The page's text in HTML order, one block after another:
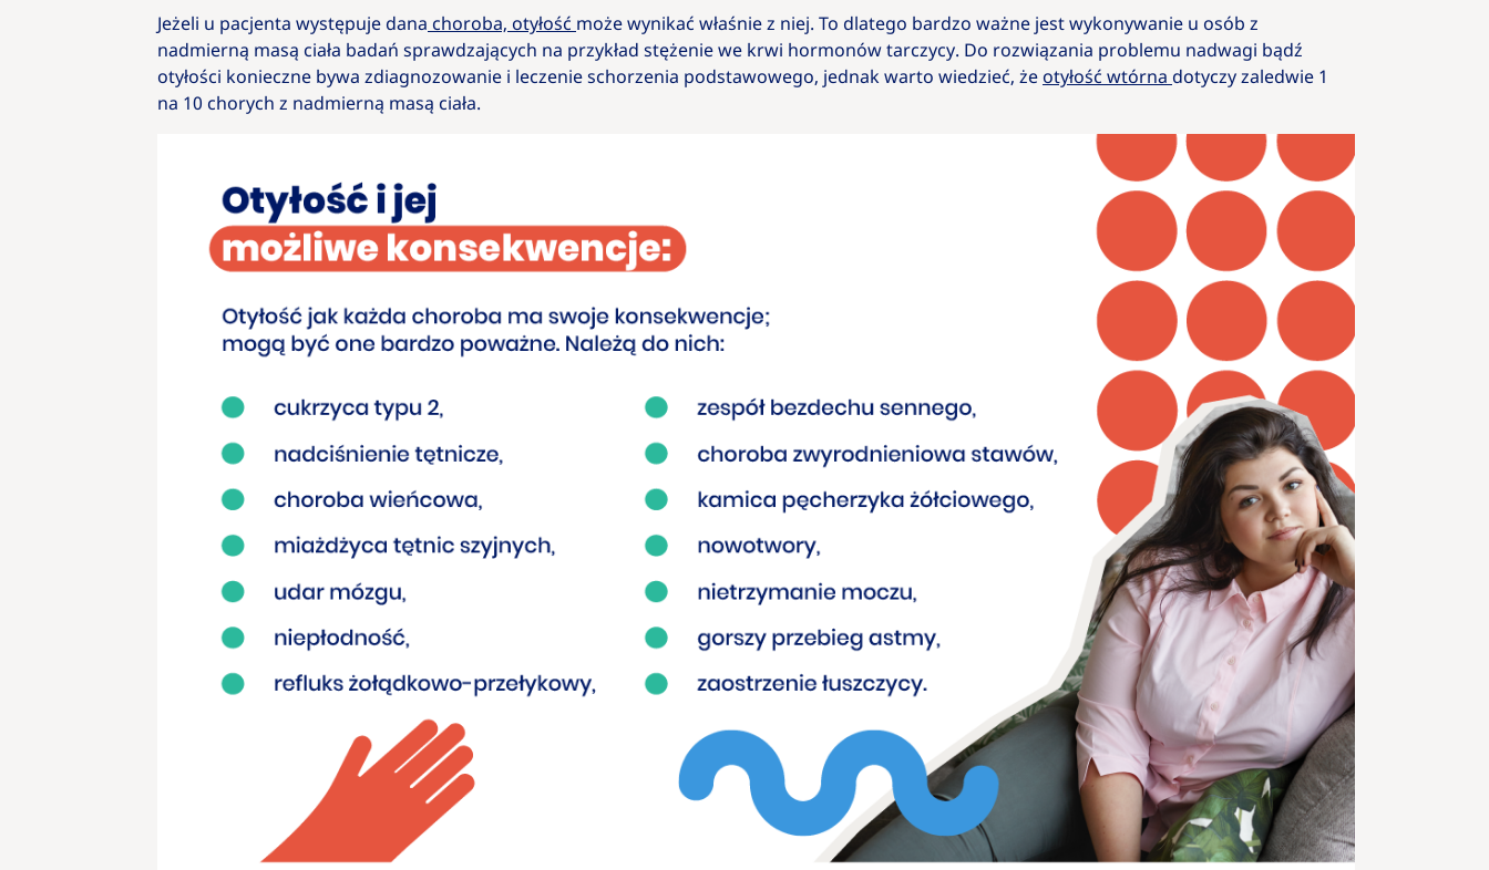
Jeżeli u pacjenta występuje dana choroba, otyłość może wynikać właśnie z niej. To dlatego bardzo ważne jest wykonywanie u osób z
nadmierną masą ciała badań sprawdzających na przykład stężenie we krwi hormonów tarczycy. Do rozwiązania problemu nadwagi bądź
otyłości konieczne bywa zdiagnozowanie i leczenie schorzenia podstawowego, jednak warto wiedzieć, że otyłość wtórna dotyczy zaledwie 1
na 10 chorych z nadmierną masą ciała.